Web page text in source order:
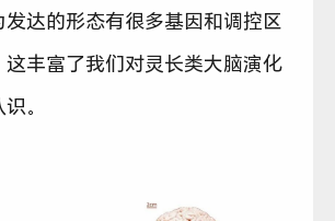
达的形态有很多基因和调控区
丰富了我们对灵长类大脑演化
。